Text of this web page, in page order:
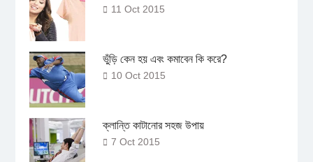
11 Oct 2015
ভুঁড়ি কেন হয় এবং কমাবেন কি করে?
10 Oct 2015
ক্লান্তি কাটানোর সহজ উপায়
7 Oct 2015